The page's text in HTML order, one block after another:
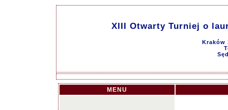
XIII Otwarty Turniej o
Kraków
MENU